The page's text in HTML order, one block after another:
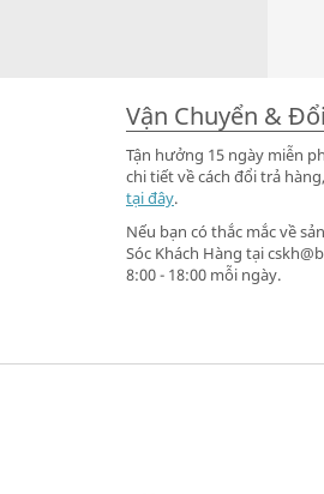
Vận Chuyển &
Tận hưởng 15 ngày miễn
chi tiết về cách đổi trả
tại đây.
Nếu bạn có thắc mắc về
Sóc Khách Hàng tại
8:00 - 18:00 mỗi ngày.